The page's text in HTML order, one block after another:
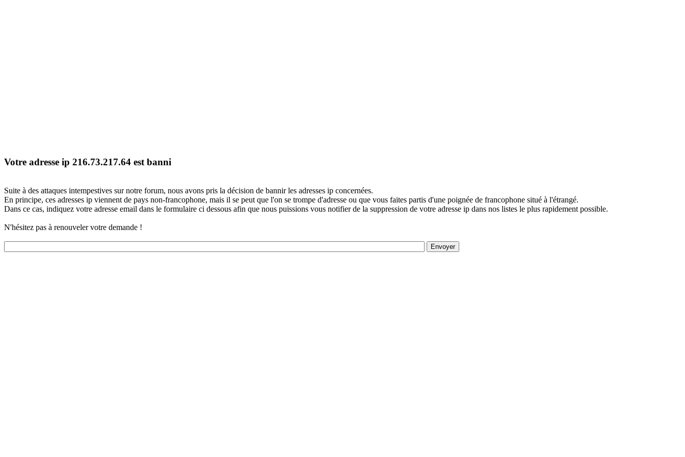
Votre adresse ip 216.73.217.64 est banni
Suite à des attaques intempestives sur notre forum, nous avons pris la décision de bannir les adresses ip concernées.
En principe, ces adresses ip viennent de pays non-francophone, mais il se peut que l'on se trompe d'adresse ou que vous faites partis d'une poignée de francophone situé à l'étrangé.
Dans ce cas, indiquez votre adresse email dans le formulaire ci dessous afin que nous puissions vous notifier de la suppression de votre adresse ip dans nos listes le plus rapidement possible.
N'hésitez pas à renouveler votre demande !